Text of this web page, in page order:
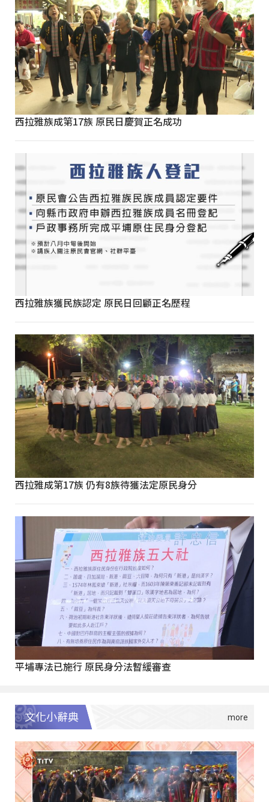
西拉雅族成第17族 原民日慶賀正名成功
西拉雅族獲民族認定 原民日回顧正名歷程
西拉雅成第17族 仍有8族待獲法定原民身分
平埔專法已施行 原民身分法暫緩審查
文化小辭典